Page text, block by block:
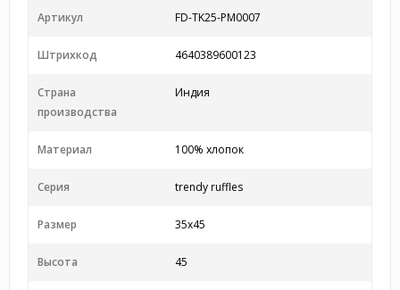
Артикул FD-TK25-PM0007
Штрихкод 4640389600123
Страна
производства
Индия
Материал 100% хлопок
Серия trendy ruffles
Размер 35x45
Высота 45